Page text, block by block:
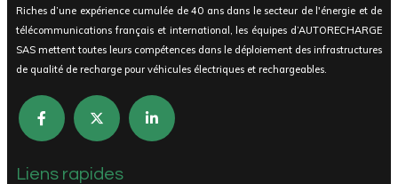
Riches d’une expérience cumulée de 40 ans dans le secteur de l'énergie et de
télécommunications français et international, les équipes d’AUTORECHARGE
SAS mettent toutes leurs compétences dans le déploiement des infrastructures
de qualité de recharge pour véhicules électriques et rechargeables.
Liens rapides